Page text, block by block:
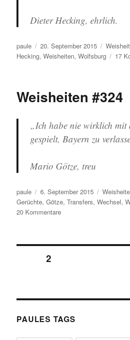
Dieter Hecking, ehrlich.
Autor
paule
Veröffentlicht
am
20. September 2015
Hecking,Weisheiten,Wolfsburg 17
Weisheiten #324
„Ich habe nie wirklich mit
gespielt, Bayern zu
Mario Götze, treu
Autor
paule
Veröffentlicht
am
6. September 2015
Gerüchte,Götze,Transfers,Wechsel,
20 Kommentarezu
Beiträge
SEITE2
PAULES TAGS